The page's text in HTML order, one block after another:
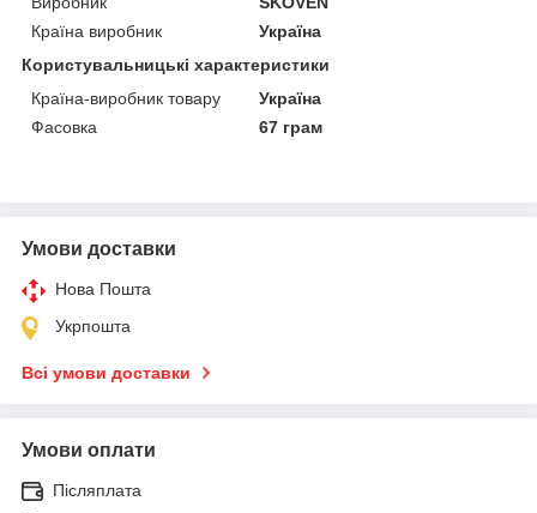
Країна виробник
Україна
Користувальницькі характеристики
Країна-виробник товару
Україна
Фасовка
67 грам
Умови доставки
Нова Пошта
Укрпошта
Всі умови доставки
Умови оплати
Післяплата